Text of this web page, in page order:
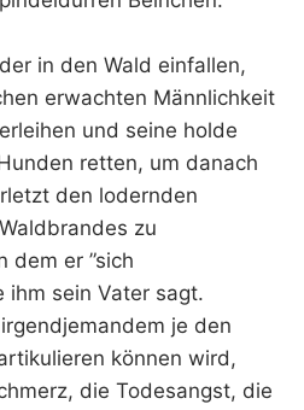
in den Wald einfallen,
erwachten Männlichkeit
und seine holde
retten, um danach
den lodernden
zu
dem er ”sich
ihm sein Vater sagt.
je den
können wird,
die Todesangst, die